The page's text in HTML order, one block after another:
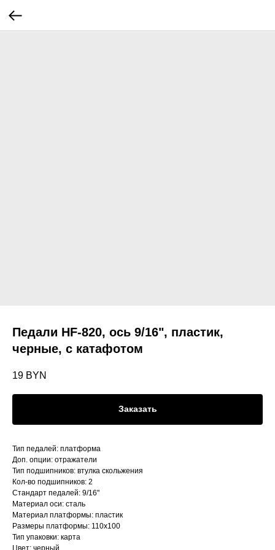
Педали HF-820, ось 9/16", пластик,
черные, с катафотом
19 BYN
Заказать
Тип педалей: платформа
Доп. опции: отражатели
Тип подшипников: втулка скольжения
Кол-во подшипников: 2
Стандарт педалей: 9/16"
Материал оси: сталь
Материал платформы: пластик
Размеры платформы: 110x100
Тип упаковки: карта
Цвет: черный